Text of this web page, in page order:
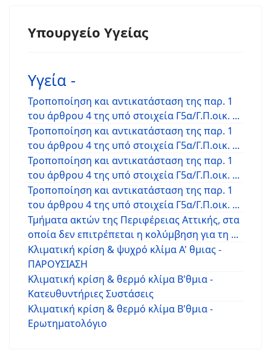
Υπουργείο Υγείας
Υγεία -
Τροποποίηση και αντικατάσταση της παρ. 1
του άρθρου 4 της υπό στοιχεία Γ5α/Γ.Π.οικ. ...
Τροποποίηση και αντικατάσταση της παρ. 1
του άρθρου 4 της υπό στοιχεία Γ5α/Γ.Π.οικ. ...
Τροποποίηση και αντικατάσταση της παρ. 1
του άρθρου 4 της υπό στοιχεία Γ5α/Γ.Π.οικ. ...
Τροποποίηση και αντικατάσταση της παρ. 1
του άρθρου 4 της υπό στοιχεία Γ5α/Γ.Π.οικ. ...
Τμήματα ακτών της Περιφέρειας Αττικής, στα
οποία δεν επιτρέπεται η κολύμβηση για τη ...
Κλιματική κρίση & ψυχρό κλίμα Α' θμιας -
ΠΑΡΟΥΣΙΑΣΗ
Κλιματική κρίση & θερμό κλίμα Β'θμια -
Κατευθυντήριες Συστάσεις
Κλιματική κρίση & θερμό κλίμα Β'θμια -
Ερωτηματολόγιο